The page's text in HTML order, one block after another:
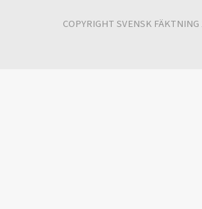
COPYRIGHT SVENSK